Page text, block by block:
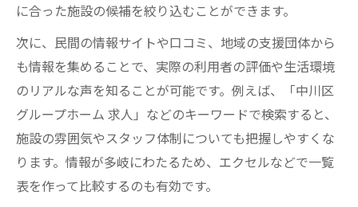
に合った施設の候補を絞り込むことができます。
次に、民間の情報サイトや口コミ、地域の支援団体から
も情報を集めることで、実際の利用者の評価や生活環境
のリアルな声を知ることが可能です。例えば、「中川区
グループホーム 求人」などのキーワードで検索すると、
施設の雰囲気やスタッフ体制についても把握しやすくな
ります。情報が多岐にわたるため、エクセルなどで一覧
表を作って比較するのも有効です。